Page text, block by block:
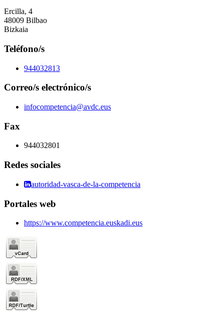
Ercilla, 4
48009 Bilbao
Bizkaia
Teléfono/s
944032813
Correo/s electrónico/s
infocompetencia@avdc.eus
Fax
944032801
Redes sociales
autoridad-vasca-de-la-competencia
Portales web
https://www.competencia.euskadi.eus